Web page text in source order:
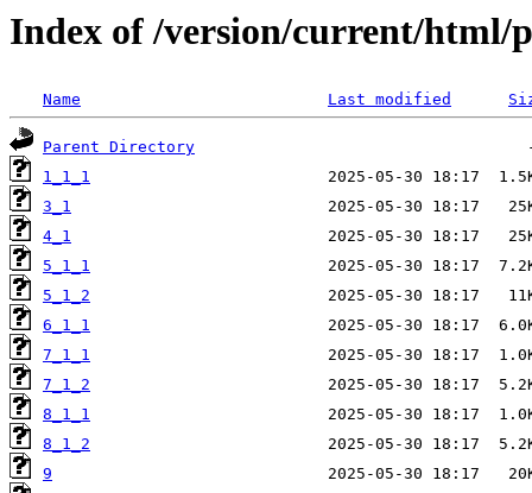
Index of /version/current/html/
Name Last modified
Parent Directory
1_1_1
3_1
4_1
5_1_1
5_1_2
6_1_1
7_1_1
7_1_2
8_1_1
8_1_2
9